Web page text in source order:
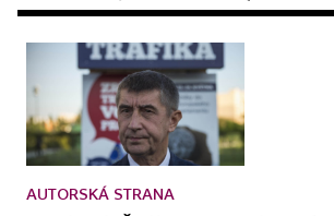
AUTORSKÁ STRANA